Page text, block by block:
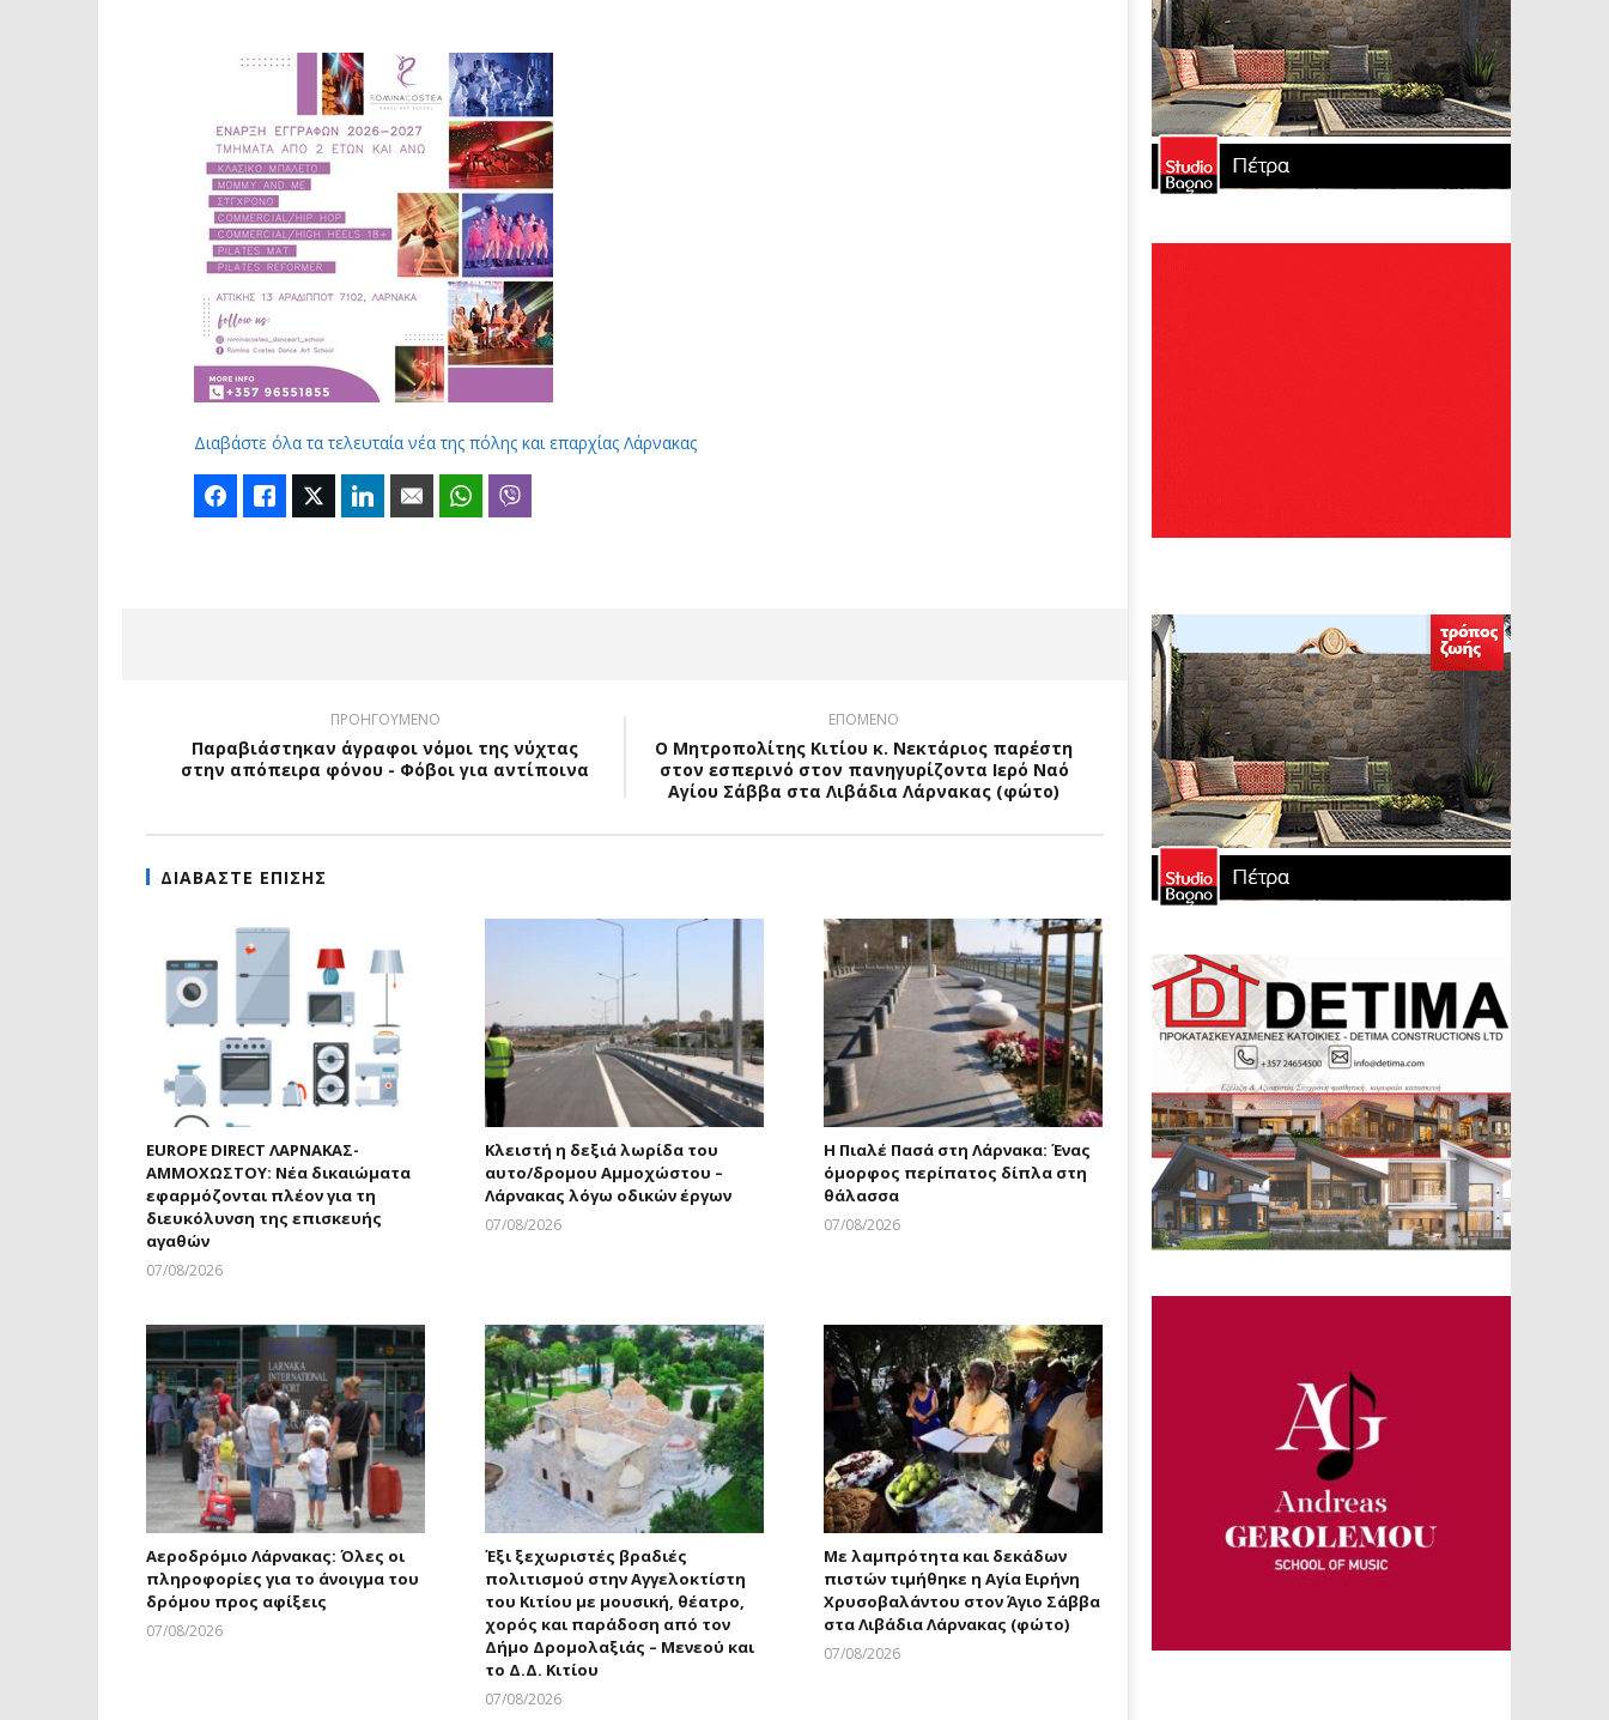
Διαβάστε όλα τα τελευταία νέα της πόλης και επαρχίας Λάρνακας
FacebookLike Twitter LinkedIn Email WhatsApp
ΠΡΟΗΓΟΥΜΕΝΟ
Παραβιάστηκαν άγραφοι νόμοι της νύχτας
στην απόπειρα φόνου - Φόβοι για αντίποινα
ΕΠΟΜΕΝΟ
Ο Μητροπολίτης Κιτίου κ. Νεκτάριος παρέστη
στον εσπερινό στον πανηγυρίζοντα Ιερό Ναό
Αγίου Σάββα στα Λιβάδια Λάρνακας (φώτο)
ΔΙΑΒΑΣΤΕ ΕΠΙΣΗΣ
EUROPE DIRECT ΛΑΡΝΑΚΑΣ-
ΑΜΜΟΧΩΣΤΟΥ: Νέα δικαιώματα
εφαρμόζονται πλέον για τη
διευκόλυνση της επισκευής
αγαθών
07/08/2026
Κλειστή η δεξιά λωρίδα του
αυτο/δρομου Αμμοχώστου –
Λάρνακας λόγω οδικών έργων
07/08/2026
Η Πιαλέ Πασά στη Λάρνακα: Ένας
όμορφος περίπατος δίπλα στη
θάλασσα
07/08/2026
Αεροδρόμιο Λάρνακας: Όλες οι
πληροφορίες για το άνοιγμα του
δρόμου προς αφίξεις
07/08/2026
Έξι ξεχωριστές βραδιές
πολιτισμού στην Αγγελοκτίστη
του Κιτίου με μουσική, θέατρο,
χορός και παράδοση από τον
Δήμο Δρομολαξιάς – Μενεού και
το Δ.Δ. Κιτίου
07/08/2026
Με λαμπρότητα και δεκάδων
πιστών τιμήθηκε η Αγία Ειρήνη
Χρυσοβαλάντου στον Άγιο Σάββα
στα Λιβάδια Λάρνακας (φώτο)
07/08/2026